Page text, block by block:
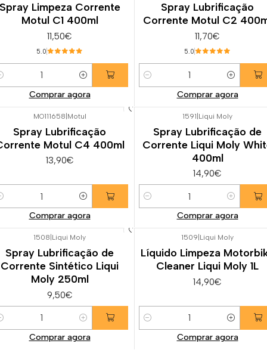
Limpeza Corrente
Motul C1 400ml
11,50€
5.0
Comprar agora
Spray Lubrificação
Corrente Motul C2
11,70€
5.0
Quantidade
Comprar agora
MO111658|Motul
Spray Lubrificação
Motul C4 400ml
13,90€
Comprar agora
1591|Liqui Moly
Spray Lubrificação de
Corrente Liqui Moly
400ml
14,90€
Quantidade
Comprar agora
1508 Liqui Moly
Spray Lubrificação de
Corrente Sintético Liqui
Moly 250ml
9,50€
Comprar agora
1509 Liqui Moly
Líquido Limpeza
Cleaner Liqui Moly 1L
14,90€
Quantidade
Comprar agora